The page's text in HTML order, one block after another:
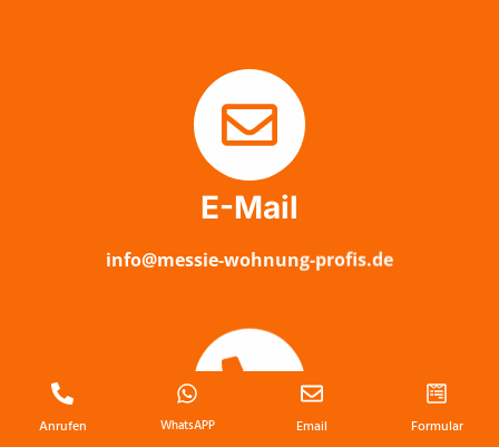
E-Mail
info@messie-wohnung-profis.de
Anrufen WhatsAPP Email Formular